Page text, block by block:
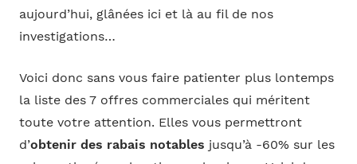
aujourd’hui, glânées ici et là au fil de nos
investigations…
Voici donc sans vous faire patienter plus lontemps
la liste des 7 offres commerciales qui méritent
toute votre attention. Elles vous permettront
d’obtenir des rabais notables jusqu’à -60% sur les